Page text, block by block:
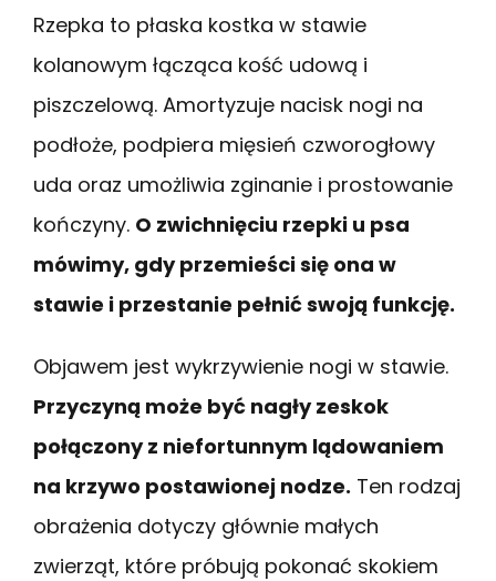
Rzepka to płaska kostka w stawie
kolanowym łącząca kość udową i
piszczelową. Amortyzuje nacisk nogi na
podłoże, podpiera mięsień czworogłowy
uda oraz umożliwia zginanie i prostowanie
kończyny. O zwichnięciu rzepki u psa
mówimy, gdy przemieści się ona w
stawie i przestanie pełnić swoją funkcję.
Objawem jest wykrzywienie nogi w stawie.
Przyczyną może być nagły zeskok
połączony z niefortunnym lądowaniem
na krzywo postawionej nodze. Ten rodzaj
obrażenia dotyczy głównie małych
zwierząt, które próbują pokonać skokiem